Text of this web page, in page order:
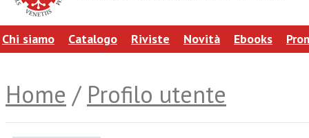
Chi siamo Catalogo Riviste Novità Ebooks
Home / Profilo utente